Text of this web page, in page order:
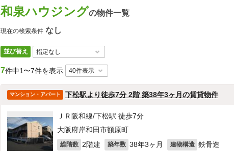
和泉ハウジングの物件一覧
現在の検索条件 なし
並び替え
7件中1〜7件を表示
マンション・アパート 下松駅より徒歩7分 2階 築38年3ヶ月の賃貸物件
ＪＲ阪和線/下松駅 徒歩7分
大阪府岸和田市額原町
総階数 2階建 築年数 38年3ヶ月 建物構造 鉄骨造